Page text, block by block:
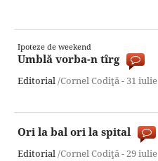
Ipoteze de weekend
Umblă vorba-n tîrg
Editorial/Cornel Codiţă - 31 iulie
Ori la bal ori la spital
Editorial/Cornel Codiţă -29 iulie